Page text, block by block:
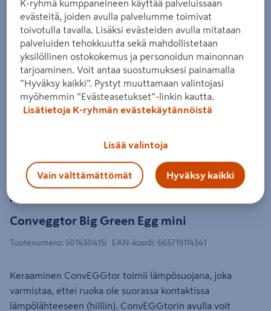
Zoomaa kuvaa sormilla kosketusnäytöllä
Conveggtor Big Green Egg mini
BIG GREEN EGG
Tuotenumero: 501430415 EAN-koodi: 665719114341
Keraaminen ConvEGGtor toimii lämpösuojana, joka
varmistaa, ettei ruoka ole suorassa kontaktissa
lämpölähteeseen (hiiliin). ConvEGGtorin avulla voit
K-ryhmä kumppaneineen käyttää palveluissaan
evästeitä, joiden avulla palvelumme toimivat
toivotulla tavalla. Lisäksi evästeiden avulla mitataan
palveluiden tehokkuutta sekä mahdollistetaan
yksilöllinen ostokokemus ja personoidun mainonnan
tarjoaminen. Voit antaa suostumuksesi painamalla
”Hyväksy kaikki”. Pystyt muuttamaan valintojasi
myöhemmin ”Evästeasetukset”-linkin kautta.
Lisätietoja K-ryhmän evästekäytännöistä
Lisää valintoja
Vain välttämättömät Hyväksy kaikki